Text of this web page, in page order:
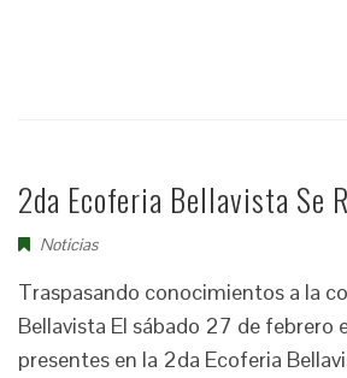
2da Ecoferia Bellavista Se
Noticias
Traspasando conocimientos a la
Bellavista El sábado 27 de febrero
presentes en la 2da Ecoferia